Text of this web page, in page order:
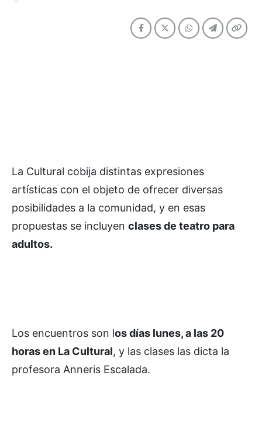
La Cultural cobija distintas expresiones
artísticas con el objeto de ofrecer diversas
posibilidades a la comunidad, y en esas
propuestas se incluyen clases de teatro para
adultos.
Los encuentros son los días lunes, a las 20
horas en La Cultural, y las clases las dicta la
profesora Anneris Escalada.